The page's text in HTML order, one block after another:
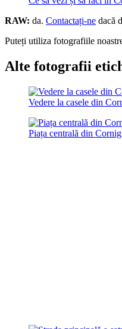
RAW: da. Contactați-ne dacă
Puteți utiliza fotografiile
Alte fotografii
Vedere la casele din
Piața centrală din